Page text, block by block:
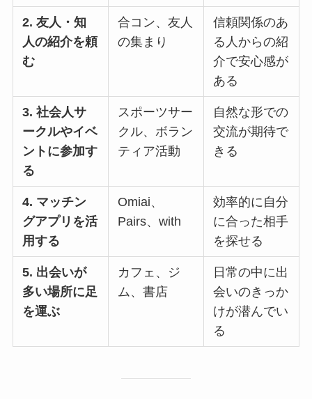
2. 友人・知
人の紹介を頼
む
合コン、友人
の集まり
信頼関係のあ
る人からの紹
介で安心感が
ある
3. 社会人サ
ークルやイベ
ントに参加す
る
スポーツサー
クル、ボラン
ティア活動
自然な形での
交流が期待で
きる
4. マッチン
グアプリを活
用する
Omiai、
Pairs、with
効率的に自分
に合った相手
を探せる
5. 出会いが
多い場所に足
を運ぶ
カフェ、ジ
ム、書店
日常の中に出
会いのきっか
けが潜んでい
る